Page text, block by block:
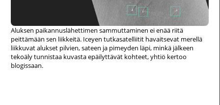
Aluksen paikannuslähettimen sammuttaminen ei enää riitä
peittämään sen liikkeitä. Iceyen tutkasatelliitit havaitsevat merellä
liikkuvat alukset pilvien, sateen ja pimeyden läpi, minkä jälkeen
tekoäly tunnistaa kuvasta epäilyttävät kohteet, yhtiö kertoo
blogissaan.